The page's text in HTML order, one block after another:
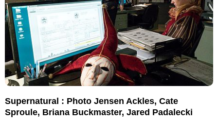
Supernatural : Photo Jensen Ackles, Cate
Sproule, Briana Buckmaster, Jared Padalecki